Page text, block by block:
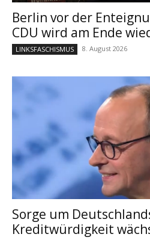
Berlin vor der
CDU wird am Ende
LINKSFASCHISMUS 8. August 2026
Sorge um
Kreditwürdigkeit